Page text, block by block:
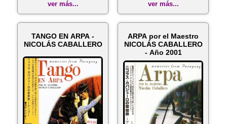
ver más... ver más...
TANGO EN ARPA -
NICOLÁS CABALLERO
ARPA por el Maestro
NICOLÁS CABALLERO
- Año 2001